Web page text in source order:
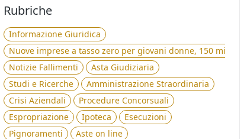
Rubriche
Informazione Giuridica
Nuove imprese a tasso zero per giovani donne, 150
Notizie Fallimenti
Asta Giudiziaria
Studi e Ricerche
Amministrazione Straordinaria
Crisi Aziendali
Procedure Concorsuali
Espropriazione
Ipoteca
Esecuzioni
Pignoramenti
Aste on line